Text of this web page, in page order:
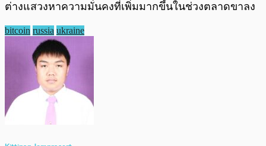
ต่างแสวงหาความมั่นคงที่เพิ่มมากขึ้นในช่วงตลาดขาลง
bitcoin russia ukraine